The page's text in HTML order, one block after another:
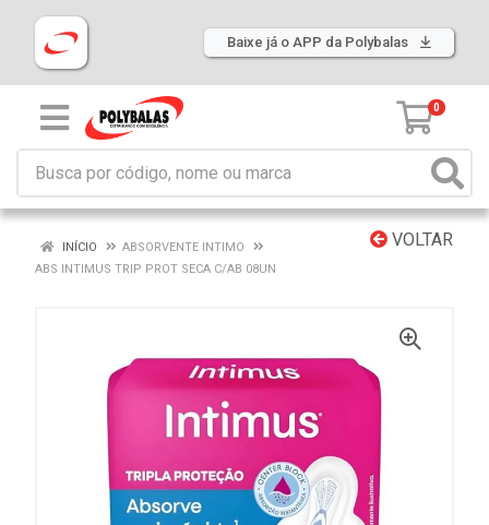
Baixe já o APP da Polybalas
0
VOLTAR
INÍCIO
ABSORVENTE INTIMO
ABS INTIMUS TRIP PROT SECA C/AB 08UN